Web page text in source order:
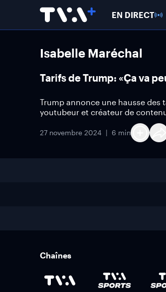
EN DIRECT
Isabelle Maréchal
Tarifs de Trump: «Ça va
Trump annonce une hausse des
youtubeur et créateur de
27 novembre 2024 6 min
Chaînes